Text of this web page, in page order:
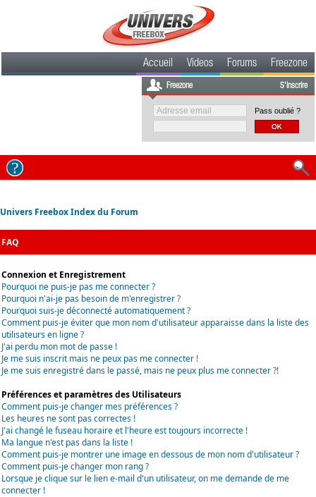
Accueil Videos Forums Freezone
Freezone S'inscrire
Pass oublié ?
Univers Freebox Index du Forum
FAQ
Connexion et Enregistrement
Pourquoi ne puis-je pas me connecter ?
Pourquoi n'ai-je pas besoin de m'enregistrer ?
Pourquoi suis-je déconnecté automatiquement ?
Comment puis-je éviter que mon nom d'utilisateur apparaisse dans la liste des
utilisateurs en ligne ?
J'ai perdu mon mot de passe !
Je me suis inscrit mais ne peux pas me connecter !
Je me suis enregistré dans le passé, mais ne peux plus me connecter ?!
Préférences et paramètres des Utilisateurs
Comment puis-je changer mes préférences ?
Les heures ne sont pas correctes !
J'ai changé le fuseau horaire et l'heure est toujours incorrecte !
Ma langue n'est pas dans la liste !
Comment puis-je montrer une image en dessous de mon nom d'utilisateur ?
Comment puis-je changer mon rang ?
Lorsque je clique sur le lien e-mail d'un utilisateur, on me demande de me
connecter !